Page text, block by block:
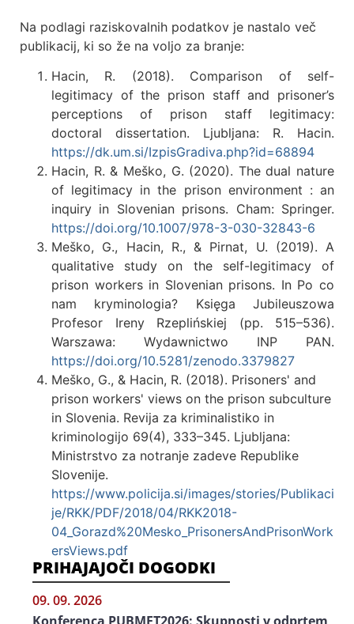
Na podlagi raziskovalnih podatkov je nastalo več
publikacij, ki so že na voljo za branje:
Hacin, R. (2018). Comparison of self-
legitimacy of the prison staff and prisoner’s
perceptions of prison staff legitimacy:
doctoral dissertation. Ljubljana: R. Hacin.
https://dk.um.si/IzpisGradiva.php?id=68894
Hacin, R. & Meško, G. (2020). The dual nature
of legitimacy in the prison environment : an
inquiry in Slovenian prisons. Cham: Springer.
https://doi.org/10.1007/978-3-030-32843-6
Meško, G., Hacin, R., & Pirnat, U. (2019). A
qualitative study on the self-legitimacy of
prison workers in Slovenian prisons. In Po co
nam kryminologia? Księga Jubileuszowa
Profesor Ireny Rzeplińskiej (pp. 515–536).
Warszawa: Wydawnictwo INP PAN.
https://doi.org/10.5281/zenodo.3379827
Meško, G., & Hacin, R. (2018). Prisoners' and
prison workers' views on the prison subculture
in Slovenia. Revija za kriminalistiko in
kriminologijo 69(4), 333–345. Ljubljana:
Ministrstvo za notranje zadeve Republike
Slovenije.
https://www.policija.si/images/stories/Publikaci
je/RKK/PDF/2018/04/RKK2018-
04_Gorazd%20Mesko_PrisonersAndPrisonWork
ersViews.pdf
PRIHAJAJOČI DOGODKI
09. 09. 2026